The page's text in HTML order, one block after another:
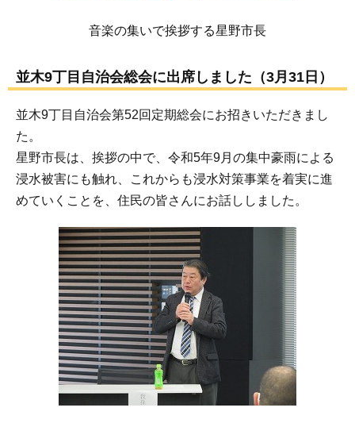
音楽の集いで挨拶する星野市長
並木9丁目自治会総会に出席しました（3月31日）
並木9丁目自治会第52回定期総会にお招きいただきまし
た。
星野市長は、挨拶の中で、令和5年9月の集中豪雨による
浸水被害にも触れ、これからも浸水対策事業を着実に進
めていくことを、住民の皆さんにお話ししました。